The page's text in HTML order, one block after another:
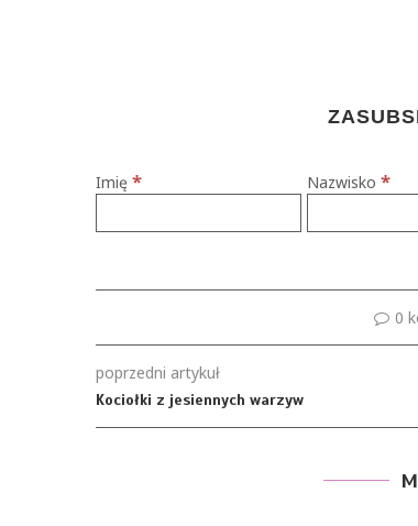
Imię * Nazwisko*
0
poprzedni artykuł
Kociołki z jesiennych warzyw